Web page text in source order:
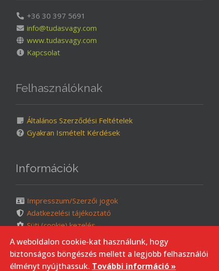
+36 30 397 5691
info@tudasvagy.com
www.tudasvagy.com
Kapcsolat
Felhasználóknak
Általános Szerződési Feltételek
Gyakran Ismételt Kérdések
Információk
Impresszum/Szerzői jogok
Adatkezelési tájékoztató
Süti (cookie) kezelés
Oldaltérkép
A weboldalon cookie-kat használunk, hogy
biztonságos böngészés mellett a legjobb felhasználói
élményt nyújthassuk. További információ »